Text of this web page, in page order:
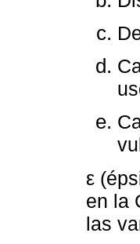
ε
en la
las